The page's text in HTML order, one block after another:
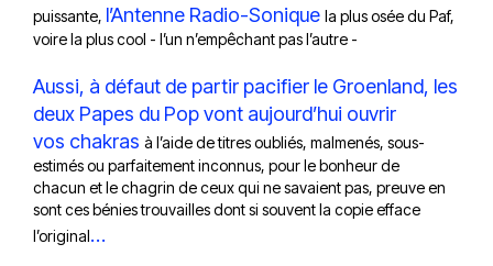
puissante, l’Antenne Radio-Sonique la plus osée du Paf,
voire la plus cool - l’un n’empêchant pas l’autre -
Aussi, à défaut de partir pacifier le Groenland, les
deux Papes du Pop vont aujourd’hui ouvrir
vos chakras à l’aide de titres oubliés, malmenés, sous-
estimés ou parfaitement inconnus, pour le bonheur de
chacun et le chagrin de ceux qui ne savaient pas, preuve en
sont ces bénies trouvailles dont si souvent la copie efface
l’original…